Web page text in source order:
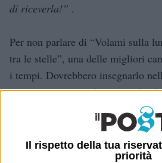
Il rispetto della tua
priorità
di riceverla!” .
Per non parlare di “Volami sulla
tra le stelle”, una delle migliori
i tempi. Dovrebbero insegnarlo
morto esattamente dieci anni fa, il
figlio di un pompiere siciliano e di
Speriamo che la Rai rimandi quel